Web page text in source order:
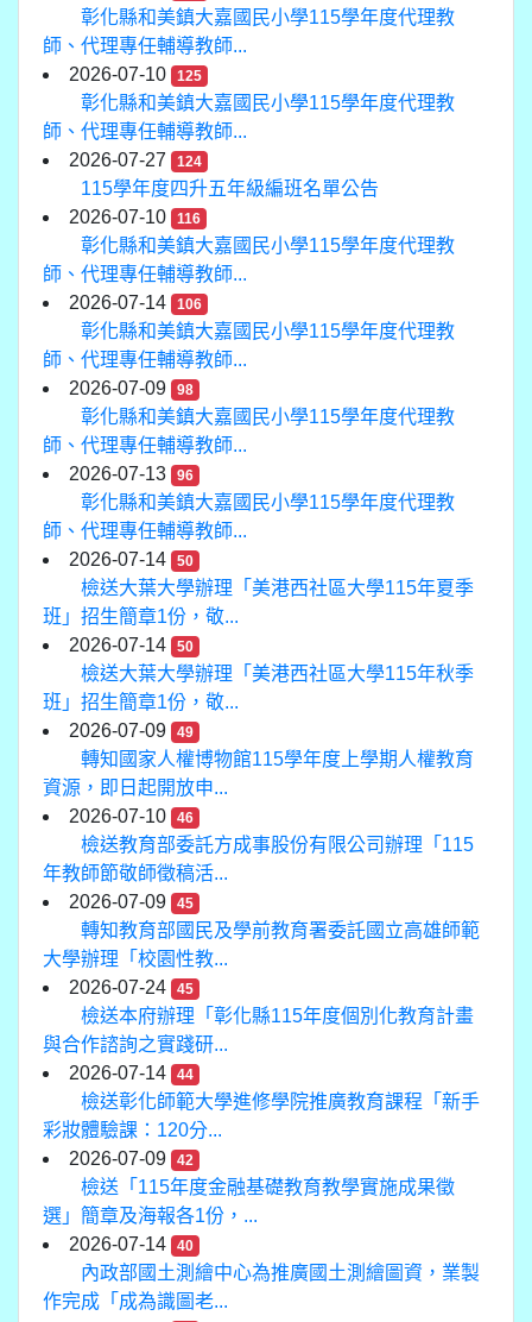
彰化縣和美鎮大嘉國民小學115學年度代理教
師、代理專任輔導教師...
2026-07-10
125
彰化縣和美鎮大嘉國民小學115學年度代理教
師、代理專任輔導教師...
2026-07-27
124
115學年度四升五年級編班名單公告
2026-07-10
116
彰化縣和美鎮大嘉國民小學115學年度代理教
師、代理專任輔導教師...
2026-07-14
106
彰化縣和美鎮大嘉國民小學115學年度代理教
師、代理專任輔導教師...
2026-07-09
98
彰化縣和美鎮大嘉國民小學115學年度代理教
師、代理專任輔導教師...
2026-07-13
96
彰化縣和美鎮大嘉國民小學115學年度代理教
師、代理專任輔導教師...
2026-07-14
50
檢送大葉大學辦理「美港西社區大學115年夏季
班」招生簡章1份，敬...
2026-07-14
50
檢送大葉大學辦理「美港西社區大學115年秋季
班」招生簡章1份，敬...
2026-07-09
49
轉知國家人權博物館115學年度上學期人權教育
資源，即日起開放申...
2026-07-10
46
檢送教育部委託方成事股份有限公司辦理「115
年教師節敬師徵稿活...
2026-07-09
45
轉知教育部國民及學前教育署委託國立高雄師範
大學辦理「校園性教...
2026-07-24
45
檢送本府辦理「彰化縣115年度個別化教育計畫
與合作諮詢之實踐研...
2026-07-14
44
檢送彰化師範大學進修學院推廣教育課程「新手
彩妝體驗課：120分...
2026-07-09
42
檢送「115年度金融基礎教育教學實施成果徵
選」簡章及海報各1份，...
2026-07-14
40
內政部國土測繪中心為推廣國土測繪圖資，業製
作完成「成為識圖老...